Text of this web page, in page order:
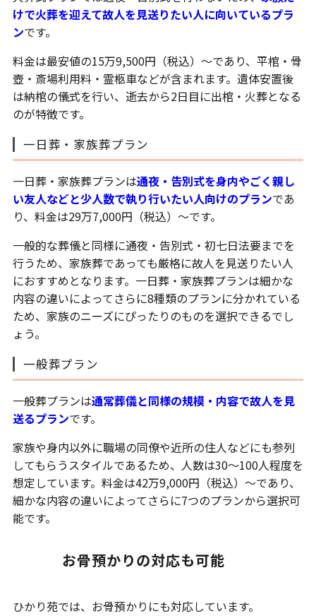
けで火葬を迎えて故人を見送りたい人に向いているプラ
ンです。
料金は最安値の15万9,500円（税込）〜であり、平棺・骨
壺・斎場利用料・霊柩車などが含まれます。遺体安置後
は納棺の儀式を行い、逝去から2日目に出棺・火葬となる
のが特徴です。
一日葬・家族葬プラン
一日葬・家族葬プランは通夜・告別式を身内やごく親し
い友人などと少人数で執り行いたい人向けのプランであ
り、料金は29万7,000円（税込）〜です。
一般的な葬儀と同様に通夜・告別式・初七日法要までを
行うため、家族葬であっても厳格に故人を見送りたい人
におすすめとなります。一日葬・家族葬プランは細かな
内容の違いによってさらに8種類のプランに分かれている
ため、家族のニーズにぴったりのものを選択できるでし
ょう。
一般葬プラン
一般葬プランは通常葬儀と同様の規模・内容で故人を見
送るプランです。
家族や身内以外に職場の同僚や近所の住人などにも参列
してもらうスタイルであるため、人数は30〜100人程度を
想定しています。料金は42万9,000円（税込）〜であり、
細かな内容の違いによってさらに7つのプランから選択可
能です。
お骨預かりの対応も可能
ひかり苑では、お骨預かりにも対応しています。